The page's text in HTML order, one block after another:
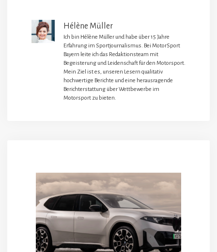
Hélène Müller
Ich bin Hélène Müller und habe über 15 Jahre
Erfahrung im Sportjournalismus. Bei MotorSport
Bayern leite ich das Redaktionsteam mit
Begeisterung und Leidenschaft für den Motorsport.
Mein Ziel ist es, unseren Lesern qualitativ
hochwertige Berichte und eine herausragende
Berichterstattung über Wettbewerbe im
Motorsport zu bieten.